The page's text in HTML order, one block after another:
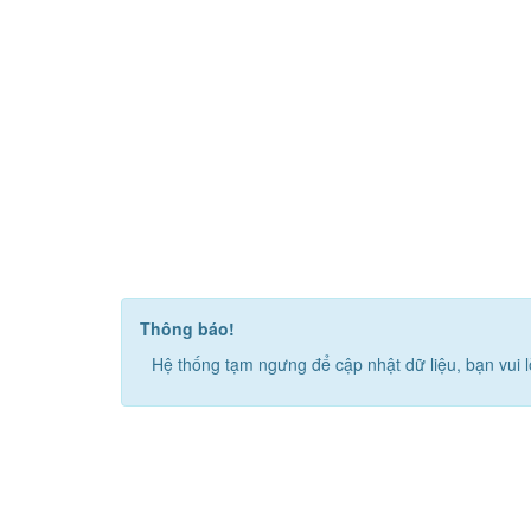
Thông báo!
Hệ thống tạm ngưng để cập nhật dữ liệu, bạn vui